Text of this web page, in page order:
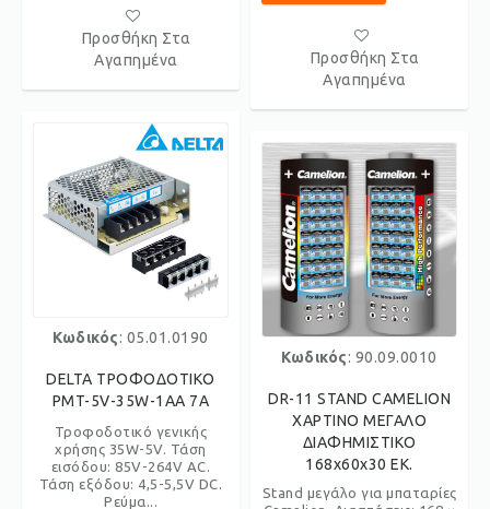
Προσθήκη Στα
Αγαπημένα
Κωδικός: 05.01.0190
DELTA ΤΡΟΦΟΔΟΤΙΚΟ
PMT-5V-35W-1AA 7A
Τροφοδοτικό γενικής
χρήσης 35W-5V. Τάση
εισόδου: 85V-264V AC.
Τάση εξόδου: 4,5-5,5V DC.
Ρεύμα...
Προσθήκη Στα
Αγαπημένα
Κωδικός: 90.09.0010
DR-11 STAND CAMELION
ΧΑΡΤΙΝΟ ΜΕΓΑΛΟ
ΔΙΑΦΗΜΙΣΤΙΚΟ
168x60x30 ΕΚ.
Stand μεγάλο για μπαταρίες